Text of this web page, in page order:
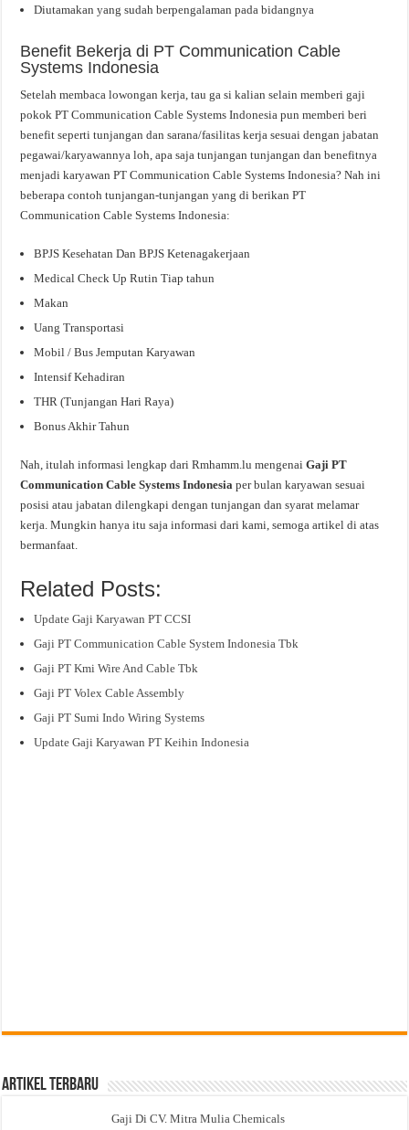
Diutamakan yang sudah berpengalaman pada bidangnya
Benefit Bekerja di PT Communication Cable
Systems Indonesia
Setelah membaca lowongan kerja, tau ga si kalian selain memberi gaji
pokok PT Communication Cable Systems Indonesia pun memberi beri
benefit seperti tunjangan dan sarana/fasilitas kerja sesuai dengan jabatan
pegawai/karyawannya loh, apa saja tunjangan tunjangan dan benefitnya
menjadi karyawan PT Communication Cable Systems Indonesia? Nah ini
beberapa contoh tunjangan-tunjangan yang di berikan PT
Communication Cable Systems Indonesia:
BPJS Kesehatan Dan BPJS Ketenagakerjaan
Medical Check Up Rutin Tiap tahun
Makan
Uang Transportasi
Mobil / Bus Jemputan Karyawan
Intensif Kehadiran
THR (Tunjangan Hari Raya)
Bonus Akhir Tahun
Nah, itulah informasi lengkap dari Rmhamm.lu mengenaiGaji PT
Communication Cable Systems Indonesiaper bulan karyawan sesuai
posisi atau jabatan dilengkapi dengan tunjangan dan syarat melamar
kerja. Mungkin hanya itu saja informasi dari kami, semoga artikel di atas
bermanfaat.
Related Posts:
Update Gaji Karyawan PT CCSI
Gaji PT Communication Cable System Indonesia Tbk
Gaji PT Kmi Wire And Cable Tbk
Gaji PT Volex Cable Assembly
Gaji PT Sumi Indo Wiring Systems
Update Gaji Karyawan PT Keihin Indonesia
Artikel Terbaru
Gaji Di CV. Mitra Mulia Chemicals